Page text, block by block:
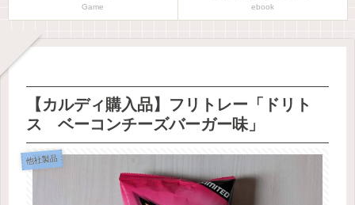
Game ebook
【カルディ購入品】フリトレー「ドリト
ス ベーコンチーズバーガー味」
他社製品